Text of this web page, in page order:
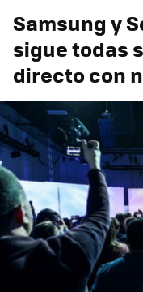
Samsung y
sigue todas
directo con